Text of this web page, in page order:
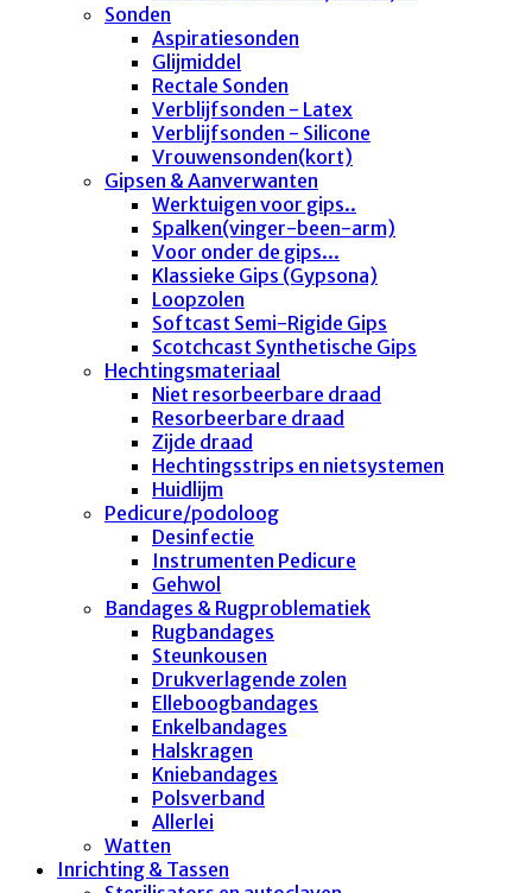
Sonden
Aspiratiesonden
Glijmiddel
Rectale Sonden
Verblijfsonden - Latex
Verblijfsonden - Silicone
Vrouwensonden(kort)
Gipsen & Aanverwanten
Werktuigen voor gips..
Spalken(vinger-been-arm)
Voor onder de gips...
Klassieke Gips (Gypsona)
Loopzolen
Softcast Semi-Rigide Gips
Scotchcast Synthetische Gips
Hechtingsmateriaal
Niet resorbeerbare draad
Resorbeerbare draad
Zijde draad
Hechtingsstrips en nietsystemen
Huidlijm
Pedicure/podoloog
Desinfectie
Instrumenten Pedicure
Gehwol
Bandages & Rugproblematiek
Rugbandages
Steunkousen
Drukverlagende zolen
Elleboogbandages
Enkelbandages
Halskragen
Kniebandages
Polsverband
Allerlei
Watten
Inrichting & Tassen